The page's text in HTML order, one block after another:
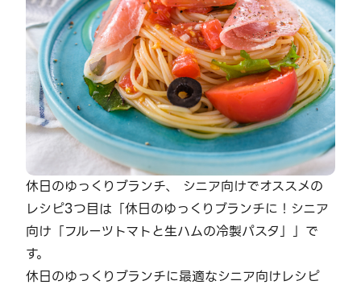
休日のゆっくりブランチ、 シニア向けでオススメの
レシピ3つ目は「休日のゆっくりブランチに！シニア
向け「フルーツトマトと生ハムの冷製パスタ」」で
す。
休日のゆっくりブランチに最適なシニア向けレシピ